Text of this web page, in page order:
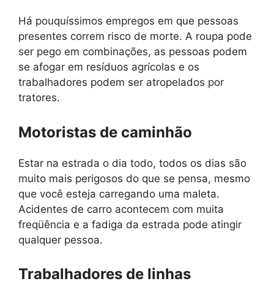
Há pouquíssimos empregos em que pessoas
presentes correm risco de morte. A roupa pode
ser pego em combinações, as pessoas podem
se afogar em resíduos agrícolas e os
trabalhadores podem ser atropelados por
tratores.
Motoristas de caminhão
Estar na estrada o dia todo, todos os dias são
muito mais perigosos do que se pensa, mesmo
que você esteja carregando uma maleta.
Acidentes de carro acontecem com muita
freqüência e a fadiga da estrada pode atingir
qualquer pessoa.
Trabalhadores de linhas